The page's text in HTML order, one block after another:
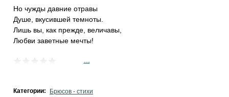
Но чужды давние отравы
Душе, вкусившей темноты.
Лишь вы, как прежде, величавы,
Любви заветные мечты!
Категории: Брюсов - стихи